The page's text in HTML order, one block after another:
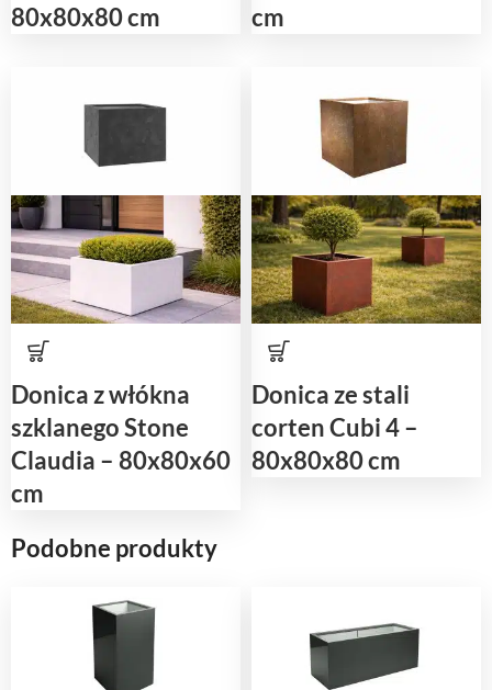
80x80x80 cm
cm
Donica z włókna
szklanego Stone
Claudia – 80x80x60
cm
Donica ze stali
corten Cubi 4 –
80x80x80 cm
Podobne produkty